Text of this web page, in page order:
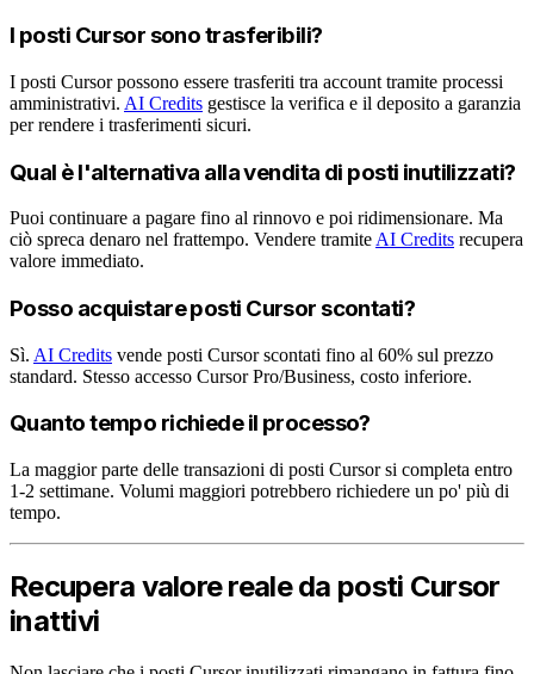
I posti Cursor sono trasferibili?
I posti Cursor possono essere trasferiti tra account tramite processi
amministrativi. AI Credits gestisce la verifica e il deposito a garanzia
per rendere i trasferimenti sicuri.
Qual è l'alternativa alla vendita di posti inutilizzati?
Puoi continuare a pagare fino al rinnovo e poi ridimensionare. Ma
ciò spreca denaro nel frattempo. Vendere tramite AI Credits recupera
valore immediato.
Posso acquistare posti Cursor scontati?
Sì. AI Credits vende posti Cursor scontati fino al 60% sul prezzo
standard. Stesso accesso Cursor Pro/Business, costo inferiore.
Quanto tempo richiede il processo?
La maggior parte delle transazioni di posti Cursor si completa entro
1-2 settimane. Volumi maggiori potrebbero richiedere un po' più di
tempo.
Recupera valore reale da posti Cursor
inattivi